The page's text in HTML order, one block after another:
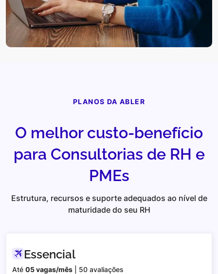
PLANOS DA ABLER
O melhor custo-benefício
para Consultorias de RH e
PMEs
Estrutura, recursos e suporte adequados ao nível de
maturidade do seu RH
Essencial
Até 05 vagas/mês | 50 avaliações